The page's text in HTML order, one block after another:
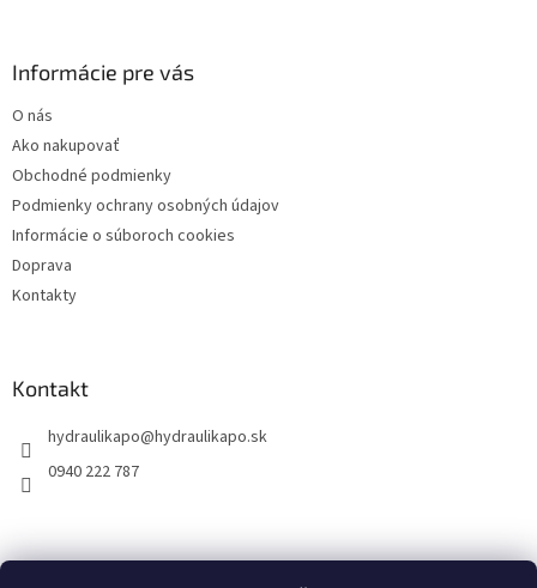
Informácie pre vás
O nás
Ako nakupovať
Obchodné podmienky
Podmienky ochrany osobných údajov
Informácie o súboroch cookies
Doprava
Kontakty
Kontakt
hydraulikapo@hydraulikapo.sk
0940 222 787